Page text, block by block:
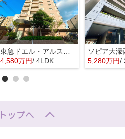
4,580万円/ 4LDK 5,280万円/
ップへ